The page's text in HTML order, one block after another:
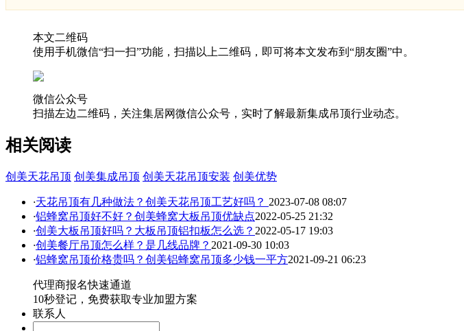
本文二维码
使用手机微信“扫一扫”功能，扫描以上二维码，即可将本文发布到“朋友圈”中。
微信公众号
扫描左边二维码，关注集居网微信公众号，实时了解最新集成吊顶行业动态。
相关阅读
创美天花吊顶 创美集成吊顶 创美天花吊顶安装 创美优势
·天花吊顶有几种做法？创美天花吊顶工艺好吗？ 2023-07-08 08:07
·铝蜂窝吊顶好不好？创美蜂窝大板吊顶优缺点2022-05-25 21:32
·创美大板吊顶好吗？大板吊顶铝扣板怎么选？ 2022-05-17 19:03
·创美餐厅吊顶怎么样？是几线品牌？ 2021-09-30 10:03
·铝蜂窝吊顶价格贵吗？创美铝蜂窝吊顶多少钱一平方2021-09-21 06:23
代理商报名快速通道
10秒登记，免费获取专业加盟方案
联系人